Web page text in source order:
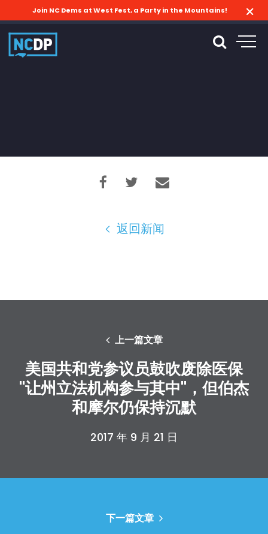
Join NC Dems at West Fest, a Party in the Mountains!
返回新闻
上一篇文章
美国共和党参议员鼓吹废除医保
"让州立法机构参与其中"，但伯杰
和摩尔仍保持沉默
2017 年 9 月 21 日
下一篇文章